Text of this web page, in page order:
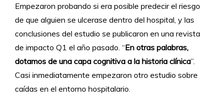
Empezaron probando si era posible predecir el riesgo
de que alguien se ulcerase dentro del hospital, y las
conclusiones del estudio se publicaron en una revista
de impacto Q1 el año pasado. “En otras palabras,
dotamos de una capa cognitiva a la historia clínica”.
Casi inmediatamente empezaron otro estudio sobre
caídas en el entorno hospitalario.